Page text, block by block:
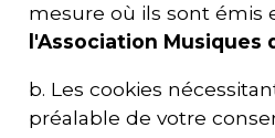
mesure où ils sont émis
l'Association Musiques
b. Les cookies
préalable de votre